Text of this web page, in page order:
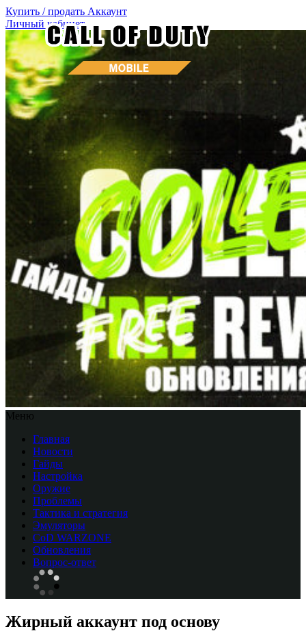
Купить / продать Аккаунт
Личный кабинет
Меню
Главная
Новости
Гайды
Настройка
Оружие
Проблемы
Тактика и стратегия
Эмуляторы
CоD WARZONE
Обновления
Вопрос-ответ
Жирный аккаунт под основу